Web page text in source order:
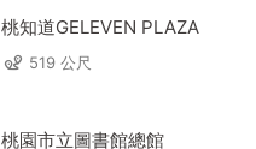
桃知道GELEVEN PLAZA
519 公尺
桃園市立圖書館總館